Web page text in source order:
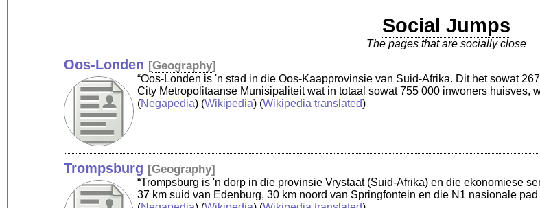
Social Jumps
The pages that are socially close
Oos-Londen [Geography]
“Oos-Londen is 'n stad in die Oos-Kaapprovinsie van Suid-Afrika. Dit het sowat
City Metropolitaanse Munisipaliteit wat in totaal sowat 755 000 inwoners huisves,
(Negapedia) (Wikipedia) (Wikipedia translated)
Trompsburg [Geography]
“Trompsburg is 'n dorp in die provinsie Vrystaat (Suid-Afrika) en die ekonomiese
37 km suid van Edenburg, 30 km noord van Springfontein en die N1 nasionale